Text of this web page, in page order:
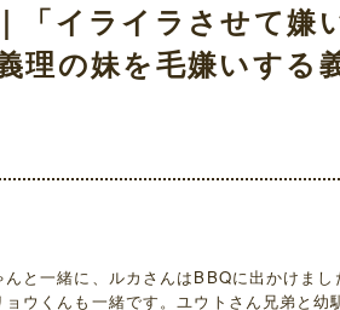
「イライラさせて嫌
理の妹を毛嫌いする
と一緒に、ルカさんはBBQに出かけま
ウくんも一緒です。ユウトさん兄弟と